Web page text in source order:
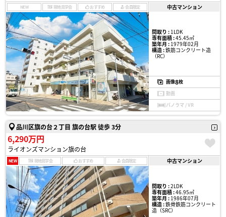
NEW 現地見学会 おすすめ 会員限定 中古マンション
間取り :1LDK
専有面積 :45.45㎡
築年月 :1979年02月
構造 :鉄筋コンクリート造
（RC）
画像8枚
動画
パノラマ / VR
品川区旗の台２丁目 旗の台駅 徒歩 3分
6,290万円
ライオンズマンション旗の台
NEW 現地見学会 おすすめ 会員限定 中古マンション
間取り :2LDK
専有面積 :46.95㎡
築年月 :1986年07月
構造 :鉄骨鉄筋コンクリート
造（SRC）